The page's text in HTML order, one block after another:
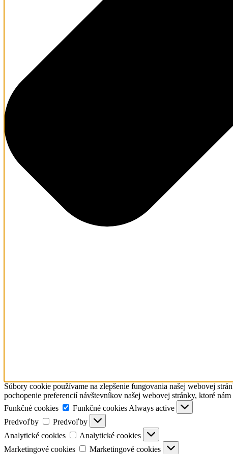
Súbory cookie používame na zlepšenie fungovania našej webovej
pochopenie preferencií návštevníkov našej webovej stránky, ktoré
Funkčné cookies
Funkčné cookies Always active
Predvoľby
Predvoľby
Analytické cookies
Analytické cookies
Marketingové cookies
Marketingové cookies